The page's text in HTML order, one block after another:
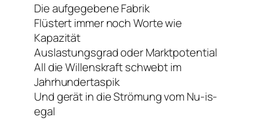
Die aufgegebene Fabrik
Flüstert immer noch Worte wie
Kapazität
Auslastungsgrad oder Marktpotential
All die Willenskraft schwebt im
Jahrhundertaspik
Und gerät in die Strömung vom Nu-is-
egal